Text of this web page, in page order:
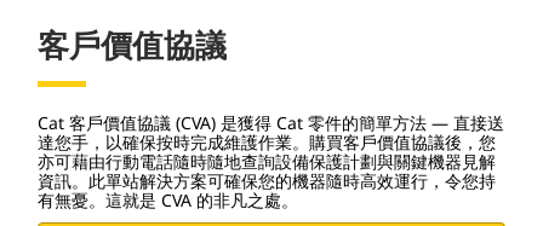
客戶價值協議
Cat 客戶價值協議 (CVA) 是獲得 Cat 零件的簡單方法 — 直接送
達您手，以確保按時完成維護作業。購買客戶價值協議後，您
亦可藉由行動電話隨時隨地查詢設備保護計劃與關鍵機器見解
資訊。此單站解決方案可確保您的機器隨時高效運行，令您持
有無憂。這就是 CVA 的非凡之處。